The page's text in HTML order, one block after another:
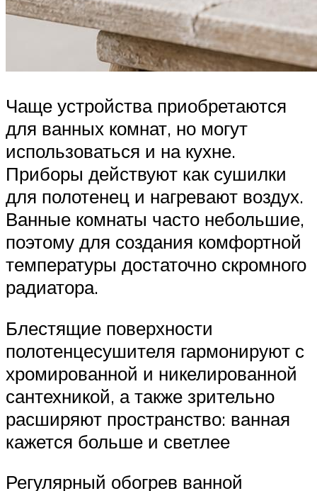
Чаще устройства приобретаются
для ванных комнат, но могут
использоваться и на кухне.
Приборы действуют как сушилки
для полотенец и нагревают воздух.
Ванные комнаты часто небольшие,
поэтому для создания комфортной
температуры достаточно скромного
радиатора.
Блестящие поверхности
полотенцесушителя гармонируют с
хромированной и никелированной
сантехникой, а также зрительно
расширяют пространство: ванная
кажется больше и светлее
Регулярный обогрев ванной